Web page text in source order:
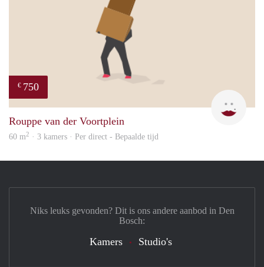
€ 750
Rouppe van der Voortplein
60 m2 · 3 kamers · Per direct - Bepaalde tijd
Niks leuks gevonden? Dit is ons andere aanbod in Den
Bosch:
Kamers Studio's